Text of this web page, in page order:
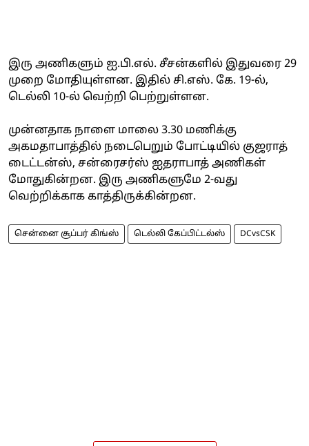
இரு அணிகளும் ஐ.பி.எல். சீசன்களில் இதுவரை 29
முறை மோதியுள்ளன. இதில் சி.எஸ். கே. 19-ல்,
டெல்லி 10-ல் வெற்றி பெற்றுள்ளன.
முன்னதாக நாளை மாலை 3.30 மணிக்கு
அகமதாபாத்தில் நடைபெறும் போட்டியில் குஜராத்
டைட்டன்ஸ், சன்ரைசர்ஸ் ஐதராபாத் அணிகள்
மோதுகின்றன. இரு அணிகளுமே 2-வது
வெற்றிக்காக காத்திருக்கின்றன.
சென்னை சூப்பர் கிங்ஸ் டெல்லி கேப்பிட்டல்ஸ் DCvsCSK